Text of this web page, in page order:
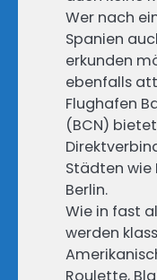
Wer nach
Spanien
erkunden
ebenfalls
Flughafen
(BCN)
Städten wie
Berlin.
Wie in fast
werden
Roulette,